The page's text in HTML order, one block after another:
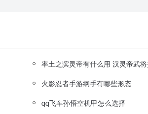
率土之滨灵帝有什么用 汉灵帝武
火影忍者手游纲手有哪些形态
qq飞车孙悟空机甲怎么选择